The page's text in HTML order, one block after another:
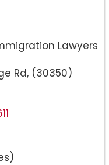
Lawyers
Rd, (30350)